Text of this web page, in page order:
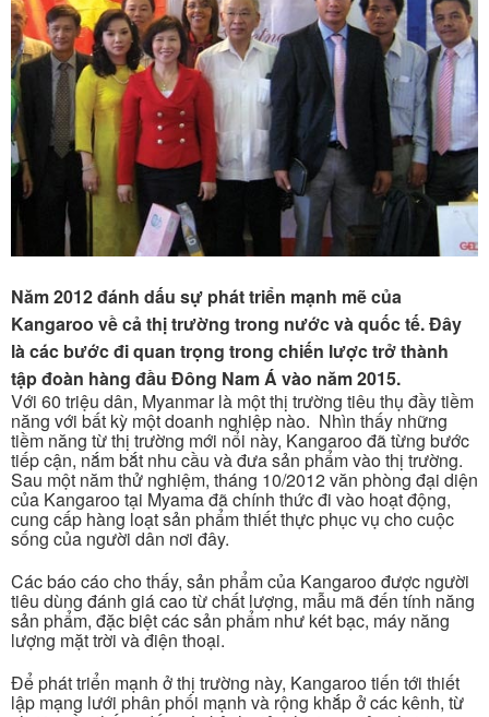
Năm 2012 đánh dấu sự phát triển mạnh mẽ của
Kangaroo về cả thị trường trong nước và quốc tế. Đây
là các bước đi quan trọng trong chiến lược trở thành
tập đoàn hàng đầu Đông Nam Á vào năm 2015.
Với 60 triệu dân, Myanmar là một thị trường tiêu thụ đầy tiềm
năng với bất kỳ một doanh nghiệp nào. Nhìn thấy những
tiềm năng từ thị trường mới nổi này, Kangaroo đã từng bước
tiếp cận, nắm bắt nhu cầu và đưa sản phẩm vào thị trường.
Sau một năm thử nghiệm, tháng 10/2012 văn phòng đại diện
của Kangaroo tại Myama đã chính thức đi vào hoạt động,
cung cấp hàng loạt sản phẩm thiết thực phục vụ cho cuộc
sống của người dân nơi đây.
Các báo cáo cho thấy, sản phẩm của Kangaroo được người
tiêu dùng đánh giá cao từ chất lượng, mẫu mã đến tính năng
sản phẩm, đặc biệt các sản phẩm như két bạc, máy năng
lượng mặt trời và điện thoại.
Để phát triển mạnh ở thị trường này, Kangaroo tiến tới thiết
lập mạng lưới phân phối mạnh và rộng khắp ở các kênh, từ